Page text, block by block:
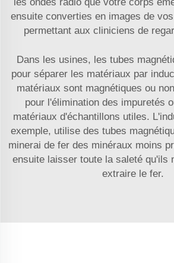
ensuite converties en images de
permettant aux cliniciens de
Dans les usines, les tubes
pour séparer les matériaux par
matériaux sont magnétiques ou
pour l'élimination des impuretés
matériaux d'échantillons utiles.
exemple, utilise des tubes
minerai de fer des minéraux moins
ensuite laisser toute la saleté qu'ils
extraire le fer.